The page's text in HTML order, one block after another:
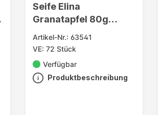
Seife Elina
Granatapfel 80g
Stück in Folie
Artikel-Nr.: 63541
VE: 72 Stück
Verfügbar
Produktbeschreibung